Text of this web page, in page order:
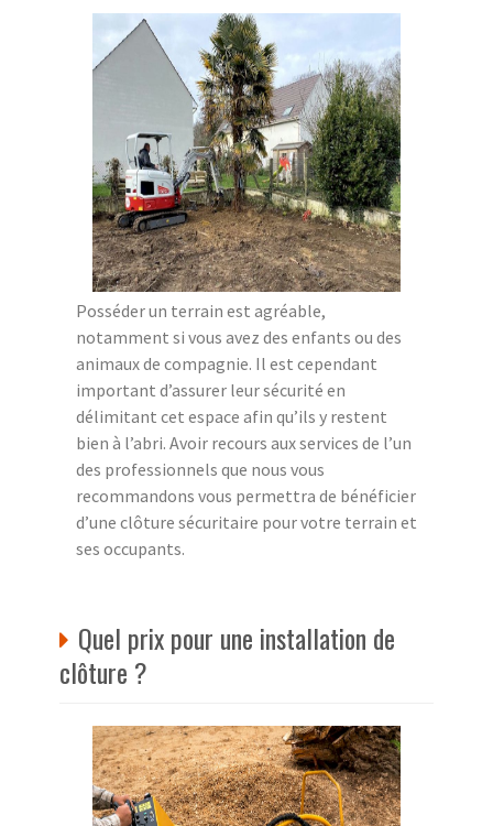
Posséder un terrain est agréable,
notamment si vous avez des enfants ou des
animaux de compagnie. Il est cependant
important d’assurer leur sécurité en
délimitant cet espace afin qu’ils y restent
bien à l’abri. Avoir recours aux services de l’un
des professionnels que nous vous
recommandons vous permettra de bénéficier
d’une clôture sécuritaire pour votre terrain et
ses occupants.
Quel prix pour une installation de
clôture ?